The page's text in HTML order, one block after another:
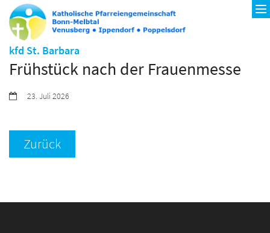
kfd St. Barbara:
Frühstück nach der Frauenmesse
Datum:23. Juli 2026
Zurück